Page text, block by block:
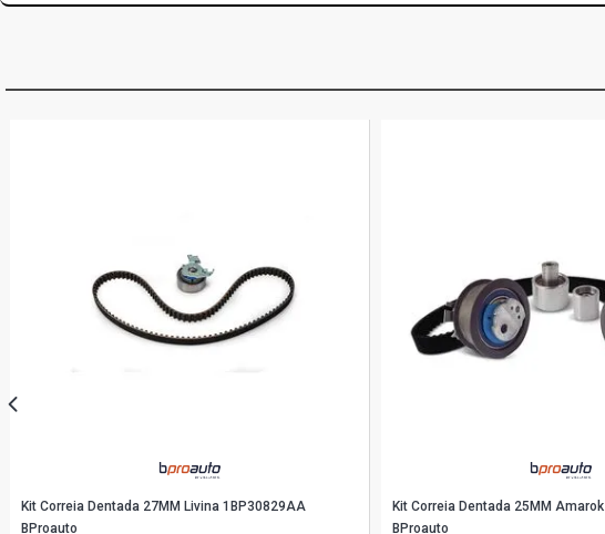
Kit Correia Dentada 27MM Livina 1BP30829AA
BProauto
Kit Correia Dentada 25MM
BProauto